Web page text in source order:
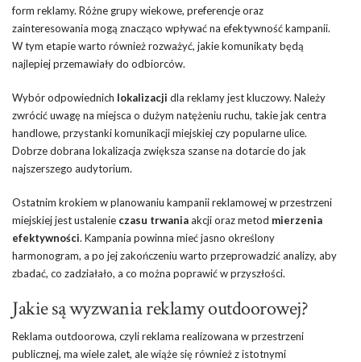
form reklamy. Różne grupy wiekowe, preferencje oraz
zainteresowania mogą znacząco wpływać na efektywność kampanii.
W tym etapie warto również rozważyć, jakie komunikaty będą
najlepiej przemawiały do odbiorców.
Wybór odpowiednich lokalizacji dla reklamy jest kluczowy. Należy
zwrócić uwagę na miejsca o dużym natężeniu ruchu, takie jak centra
handlowe, przystanki komunikacji miejskiej czy popularne ulice.
Dobrze dobrana lokalizacja zwiększa szanse na dotarcie do jak
najszerszego audytorium.
Ostatnim krokiem w planowaniu kampanii reklamowej w przestrzeni
miejskiej jest ustalenie czasu trwaniaakcji oraz metod mierzenia
efektywności. Kampania powinna mieć jasno określony
harmonogram, a po jej zakończeniu warto przeprowadzić analizy, aby
zbadać, co zadziałało, a co można poprawić w przyszłości.
Jakie są wyzwania reklamy outdoorowej?
Reklama outdoorowa, czyli reklama realizowana w przestrzeni
publicznej, ma wiele zalet, ale wiąże się również z istotnymi